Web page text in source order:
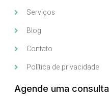
Serviços
Blog
Contato
Política de privacidade
Agende uma consulta